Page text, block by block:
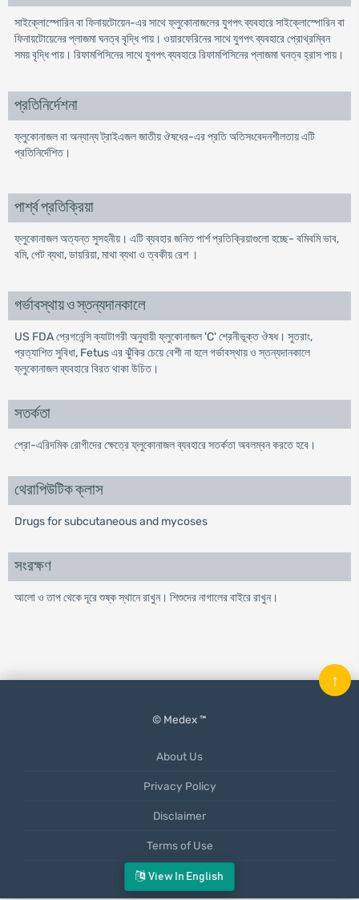
View In English
সাইক্লোস্পোরিন বা ফিনায়টোয়েন-এর সাথে ফ্লুকোনাজলের যুগপৎ ব্যবহারে সাইক্লোস্পোরিন বা
ফিনায়টোয়েনের প্লাজমা ঘনত্ব বৃদ্ধি পায়। ওয়ারফেরিনের সাথে যুগপৎ ব্যবহারে প্রোথ্রম্বিন
সময় বৃদ্ধি পায়। রিফামপিসিনের সাথে যুগপৎ ব্যবহারে রিফামপিসিনের প্লাজমা ঘনত্ব হ্রাস পায়।
প্রতিনির্দেশনা
ফ্লুকোনাজল বা অন্যান্য ট্রাইএজল জাতীয় ঔষধের-এর প্রতি অতিসংবেদনশীলতায় এটি
প্রতিনির্দেশিত।
পার্শ্ব প্রতিক্রিয়া
ফ্লুকোনাজল অত্যন্ত সুসহনীয়। এটি ব্যবহার জনিত পার্শ প্রতিক্রিয়াগুলো হচ্ছে- বমিবমি ভাব,
বমি, পেট ব্যথা, ডায়রিয়া, মাথা ব্যথা ও ত্বকীয় রেশ ।
গর্ভাবস্থায় ও স্তন্যদানকালে
US FDA প্রেগনেন্সি ক্যাটাগরী অনুযায়ী ফ্লুকোনাজল 'C' শ্রেনীভূক্ত ঔষধ। সুতরাং,
প্রত্যাশিত সুবিধা, Fetus এর ঝুঁকির চেয়ে বেশী না হলে গর্ভাবস্থায় ও স্তন্যদানকালে
ফ্লুকোনাজল ব্যবহারে বিরত থাকা উচিত।
সতর্কতা
প্রো-এরিদমিক রোগীদের ক্ষেত্রে ফ্লুকোনাজল ব্যবহারে সতর্কতা অবলম্বন করতে হবে।
থেরাপিউটিক ক্লাস
Drugs for subcutaneous and mycoses
সংরক্ষণ
আলো ও তাপ থেকে দূরে শুষ্ক স্থানে রাখুন। শিশুদের নাগালের বাইরে রাখুন।
© Medex ™
About Us
Privacy Policy
Disclaimer
Terms of Use
Mobile App
↑